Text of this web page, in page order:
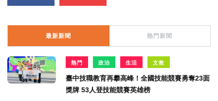
最新新聞 熱門新聞
熱門 政治 生活 文教
臺中技職教育再攀高峰！全國技能競賽勇奪23面
獎牌 53人登技能競賽英雄榜